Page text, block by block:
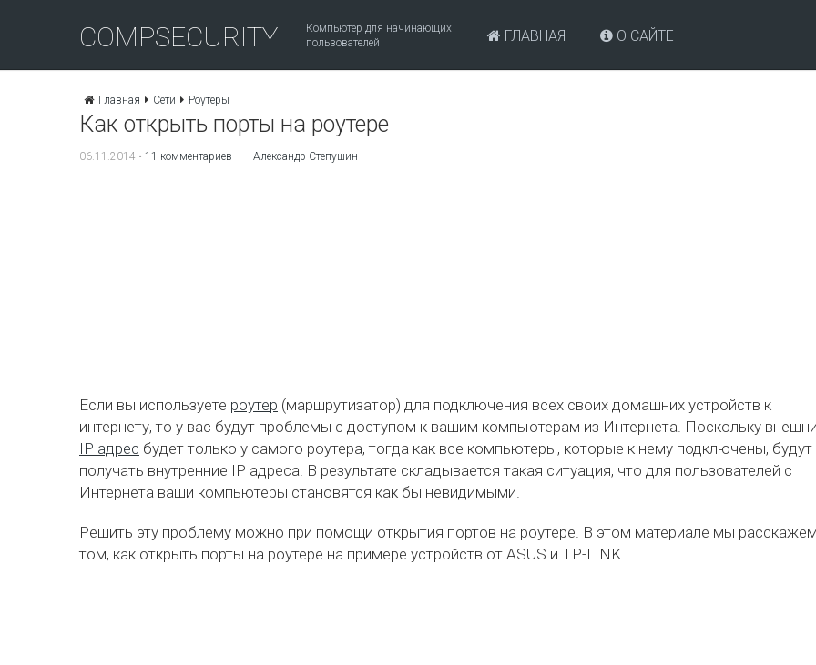
COMPSECURITY
Компьютер для начинающих
пользователей
ГЛАВНАЯ О САЙТЕ
Главная Сети Роутеры
Как открыть порты на роутере
06.11.2014 • 11 комментариев Александр Степушин
Если вы используете роутер (маршрутизатор) для подключения всех своих домашних устройств к
интернету, то у вас будут проблемы с доступом к вашим компьютерам из Интернета. Поскольку
IP адрес будет только у самого роутера, тогда как все компьютеры, которые к нему подключены, будут
получать внутренние IP адреса. В результате складывается такая ситуация, что для пользователей с
Интернета ваши компьютеры становятся как бы невидимыми.
Решить эту проблему можно при помощи открытия портов на роутере. В этом материале мы
том, как открыть порты на роутере на примере устройств от ASUS и TP-LINK.